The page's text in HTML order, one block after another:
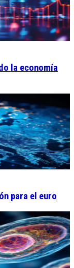
la economía
para el euro